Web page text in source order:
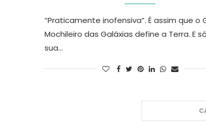
“Praticamente inofensiva”. É assim que o
Mochileiro das Galáxias define a Terra. E
sua…